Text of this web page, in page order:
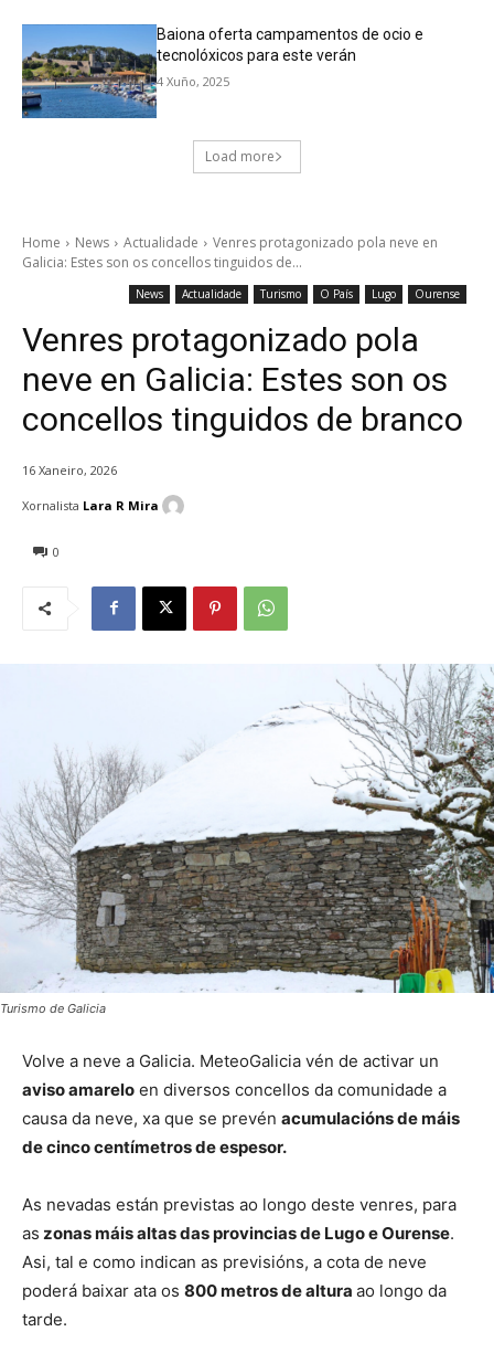
Baiona oferta campamentos de ocio e
tecnolóxicos para este verán
4 Xuño, 2025
Load more